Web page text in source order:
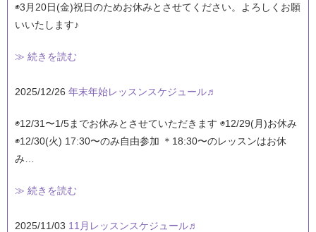
◉3月20日(金)祝日のためお休みとさせてください。よろしくお願
いいたします♪
≫ 続きを読む
2025/12/26 年末年始レッスンスケジュール♬
◉12/31〜1/5までお休みとさせていただきます ◉12/29(月)お休み
◉12/30(火) 17:30〜のみ自由参加 ＊18:30〜のレッスンはお休
み…
≫ 続きを読む
2025/11/03 11月レッスンスケジュール♬